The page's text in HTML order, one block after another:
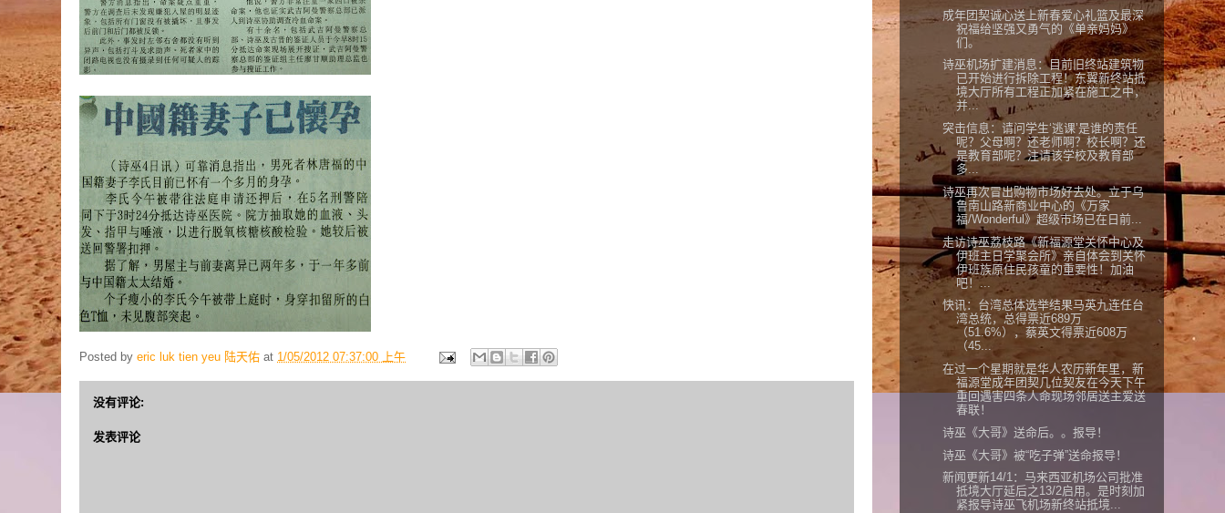
Posted by eric luk tien yeu 陆天佑 at 1/05/2012 07:37:00 上午
没有评论:
发表评论
成年团契诚心送上新春爱心礼篮及最深
祝福给坚强又勇气的《单亲妈妈》
们。
诗巫机场扩建消息：目前旧终站建筑物
已开始进行拆除工程！东翼新终站抵
境大厅所有工程正加紧在施工之中，
并...
突击信息：请问学生‘逃课’是谁的责任
呢？父母啊？还老师啊？校长啊？还
是教育部呢？注请该学校及教育部
多...
诗巫再次冒出购物市场好去处。立于乌
鲁南山路新商业中心的《万家
福/Wonderful》超级市场已在日前...
走访诗巫荔枝路《新福源堂关怀中心及
伊班主日学聚会所》亲自体会到关怀
伊班族原住民孩童的重要性！加油
吧！...
快讯：台湾总体选举结果马英九连任台
湾总统，总得票近689万
（51.6%），蔡英文得票近608万
（45...
在过一个星期就是华人农历新年里，新
福源堂成年团契几位契友在今天下午
重回遇害四条人命现场邻居送主爱送
春联！
诗巫《大哥》送命后。。报导！
诗巫《大哥》被“吃子弹”送命报导！
新闻更新14/1：马来西亚机场公司批准
抵境大厅延后之13/2启用。是时刻加
紧报导诗巫飞机场新终站抵境...